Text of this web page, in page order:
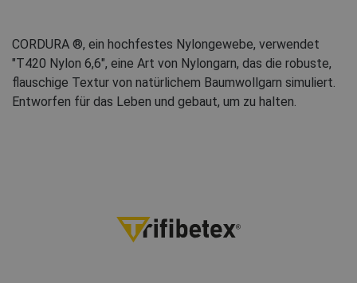
CORDURA ®, ein hochfestes Nylongewebe, verwendet
"T420 Nylon 6,6", eine Art von Nylongarn, das die robuste,
flauschige Textur von natürlichem Baumwollgarn simuliert.
Entworfen für das Leben und gebaut, um zu halten.